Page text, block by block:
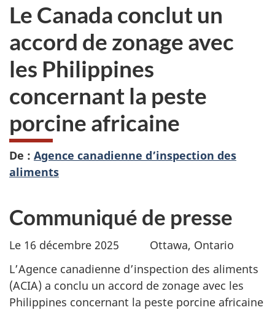
Le Canada conclut un
accord de zonage avec
les Philippines
concernant la peste
porcine africaine
De : Agence canadienne d’inspection des
aliments
Communiqué de presse
Le 16 décembre 2025 Ottawa, Ontario
L’Agence canadienne d’inspection des aliments
(ACIA) a conclu un accord de zonage avec les
Philippines concernant la peste porcine africaine